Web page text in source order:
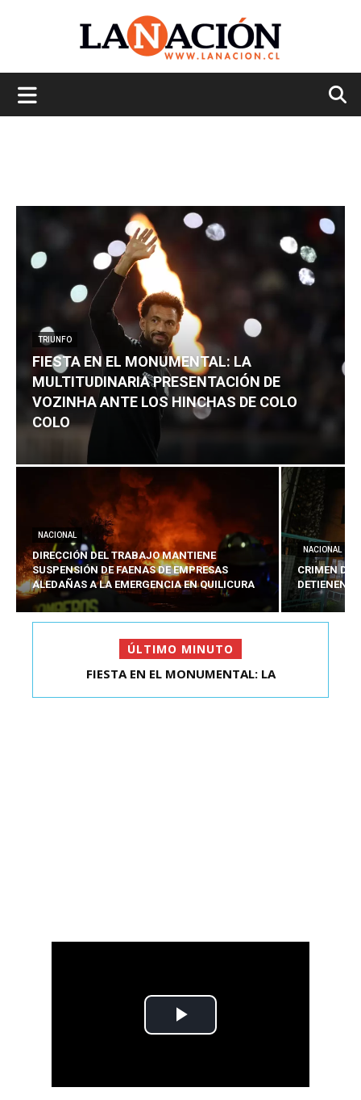
TRIUNFO
FIESTA EN EL MONUMENTAL: LA
MULTITUDINARIA PRESENTACIÓN DE
VOZINHA ANTE LOS HINCHAS DE COLO
COLO
NACIONAL
DIRECCIÓN DEL TRABAJO MANTIENE
SUSPENSIÓN DE FAENAS DE EMPRESAS
ALEDAÑAS A LA EMERGENCIA EN QUILICURA
NACIONAL
CRIMEN DE
DETIENEN
ÚLTIMO MINUTO
FIESTA EN EL MONUMENTAL: LA